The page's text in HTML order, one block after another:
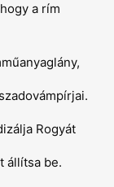
a rím
Rogyát
állítsa be.